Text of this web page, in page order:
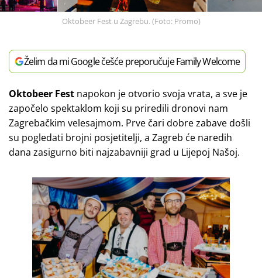
Oktobeer Fest u Zagrebu. (Foto: Promo)
Želim da mi Google češće preporučuje Family Welcome
Oktobeer Fest napokon je otvorio svoja vrata, a sve je
započelo spektaklom koji su priredili dronovi nam
Zagrebačkim velesajmom. Prve čari dobre zabave došli
su pogledati brojni posjetitelji, a Zagreb će naredih
dana zasigurno biti najzabavniji grad u Lijepoj Našoj.